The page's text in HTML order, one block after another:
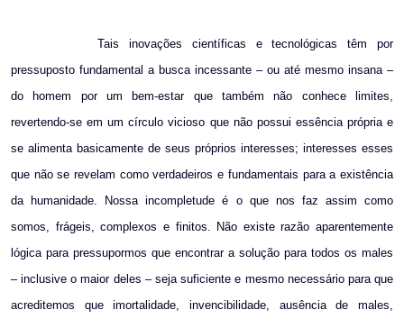
Tais inovações científicas e tecnológicas têm por
pressuposto fundamental a busca incessante – ou até mesmo insana –
do homem por um bem-estar que também não conhece limites,
revertendo-se em um círculo vicioso que não possui essência própria e
se alimenta basicamente de seus próprios interesses; interesses esses
que não se revelam como verdadeiros e fundamentais para a existência
da humanidade. Nossa incompletude é o que nos faz assim como
somos, frágeis, complexos e finitos. Não existe razão aparentemente
lógica para pressupormos que encontrar a solução para todos os males
– inclusive o maior deles – seja suficiente e mesmo necessário para que
acreditemos que imortalidade, invencibilidade, ausência de males,